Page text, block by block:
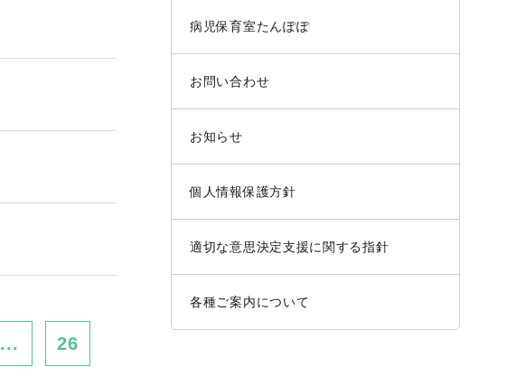
... 26
病児保育室たんぽぽ
お問い合わせ
お知らせ
個人情報保護方針
適切な意思決定支援に関する指針
各種ご案内について